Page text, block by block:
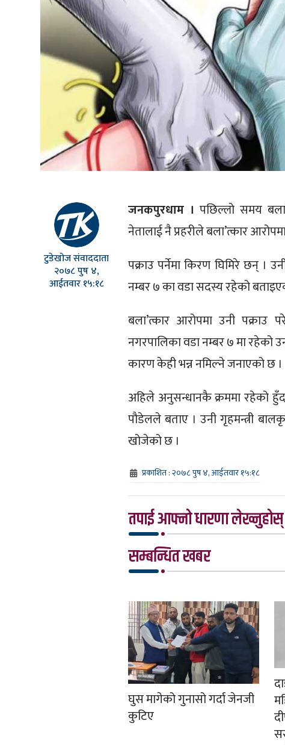
टुडेखोज संवाददाता
२०७८ पुष ४,
आईतवार १५:१८
जनकपुरधाम । पछिल्लो समय
नेतालाई नै प्रहरीले बला’त्कार
पक्राउ पर्नेमा किरण घिमिरे छन् ।
नम्बर ७ का वडा सदस्य रहेको
बला’त्कार आरोपमा उनी पक्राउ
नगरपालिका वडा नम्बर ७ मा रहेको
कारण केही भन्न नमिल्ने जनाएको छ ।
अहिले अनुसन्धानकै क्रममा रहेको हुँदा
पौडेलले बताए । उनी गृहमन्त्री
खोजेको छ ।
प्रकाशित : २०७८ पुष ४, आईतवार १५:१८
तपाई आफ्नो धारणा
सम्बन्धित खबर
घुस मागेको गुनासो गर्दा जेनजी
कुटिए